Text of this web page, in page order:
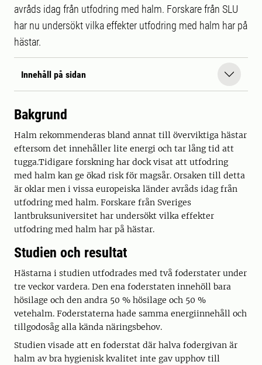
avråds idag från utfodring med halm. Forskare från SLU
har nu undersökt vilka effekter utfodring med halm har på
hästar.
Innehåll på sidan
Bakgrund
Halm rekommenderas bland annat till överviktiga hästar
eftersom det innehåller lite energi och tar lång tid att
tugga.Tidigare forskning har dock visat att utfodring
med halm kan ge ökad risk för magsår. Orsaken till detta
är oklar men i vissa europeiska länder avråds idag från
utfodring med halm. Forskare från Sveriges
lantbruksuniversitet har undersökt vilka effekter
utfodring med halm har på hästar.
Studien och resultat
Hästarna i studien utfodrades med två foderstater under
tre veckor vardera. Den ena foderstaten innehöll bara
hösilage och den andra 50 % hösilage och 50 %
vetehalm. Foderstaterna hade samma energiinnehåll och
tillgodosåg alla kända näringsbehov.
Studien visade att en foderstat där halva fodergivan är
halm av bra hygienisk kvalitet inte gav upphov till